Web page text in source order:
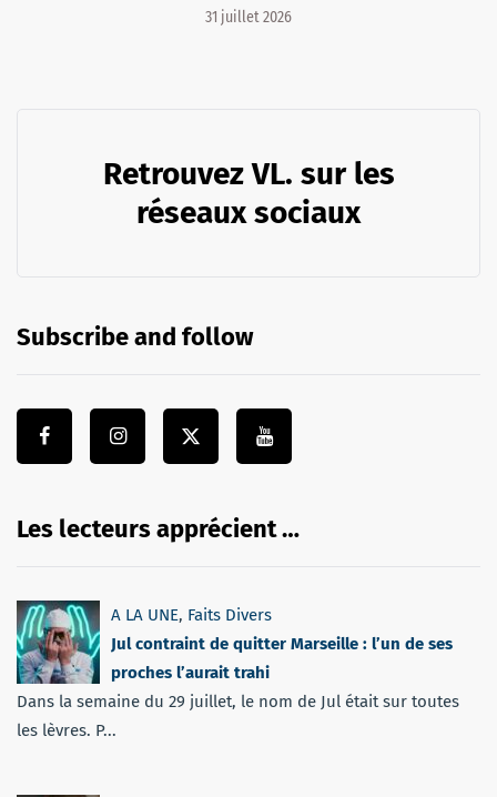
31 juillet 2026
Retrouvez VL. sur les
réseaux sociaux
Subscribe and follow
Les lecteurs apprécient …
A LA UNE, Faits Divers
Jul contraint de quitter Marseille : l’un de ses
proches l’aurait trahi
Dans la semaine du 29 juillet, le nom de Jul était sur toutes
les lèvres. P...